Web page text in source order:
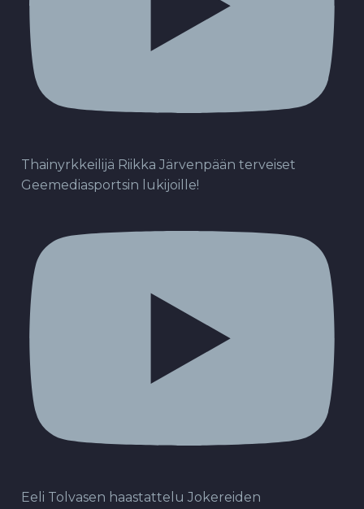
Thainyrkkeilijä Riikka Järvenpään terveiset
Geemediasportsin lukijoille!
Eeli Tolvasen haastattelu Jokereiden